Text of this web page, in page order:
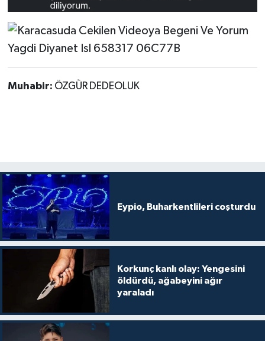
Muhabir: ÖZGÜR DEDEOLUK
Eypio, Buharkentlileri coşturdu
Korkunç kanlı olay: Yengesini
öldürdü, ağabeyini ağır
yaraladı